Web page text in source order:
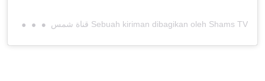
S
ebuah kiriman dibagikan oleh Shams TV قناة شمس (@shamsnewstv)